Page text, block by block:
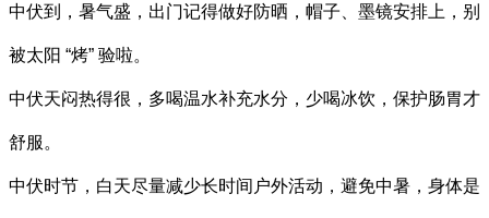
中伏到，暑气盛，出门记得做好防晒，帽子、墨镜安排上，别
被太阳 “烤” 验啦。
中伏天闷热得很，多喝温水补充水分，少喝冰饮，保护肠胃才
舒服。
中伏时节，白天尽量减少长时间户外活动，避免中暑，身体是